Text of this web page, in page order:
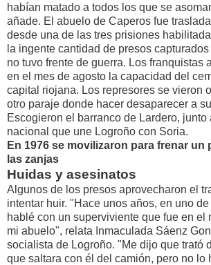
habían matado a todos los que se
añade. El abuelo de Caperos fue
desde una de las tres prisiones
la ingente cantidad de presos
no tuvo frente de guerra. Los franquistas
en el mes de agosto la capacidad del
capital riojana. Los represores se vieron
otro paraje donde hacer desaparecer a
Escogieron el barranco de Lardero, junto
nacional que une Logroño con Soria.
En 1976 se movilizaron para frenar un
las zanjas
Huidas y asesinatos
Algunos de los presos aprovecharon el
intentar huir. "Hace unos años, en uno
hablé con un superviviente que fue en el
mi abuelo", relata Inmaculada Sáenz
socialista de Logroño. "Me dijo que trató
que saltara con él del camión, pero no lo